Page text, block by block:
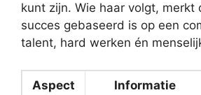
kunt zijn. Wie haar volgt, merkt
succes gebaseerd is op een
talent, hard werken én
Aspect Informatie